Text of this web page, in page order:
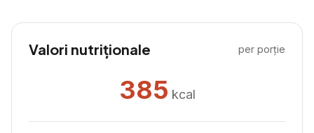
Valori nutriționale per porție
385 kcal